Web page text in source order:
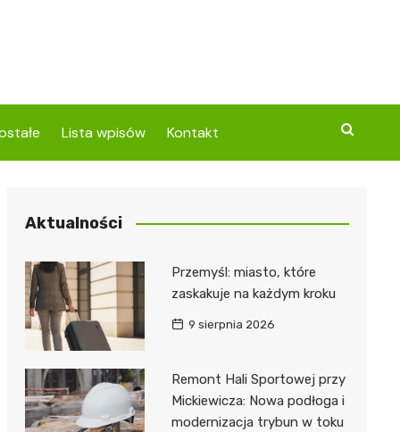
Lista wpisów Kontakt
Aktualności
Przemyśl: miasto, które
zaskakuje na każdym kroku
9 sierpnia 2026
Remont Hali Sportowej przy
Mickiewicza: Nowa podłoga i
modernizacja trybun w toku